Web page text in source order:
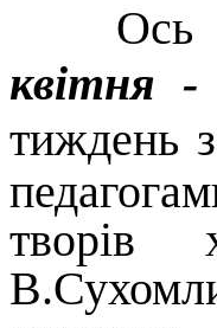
Ось і
квітня -
тиждень
творів